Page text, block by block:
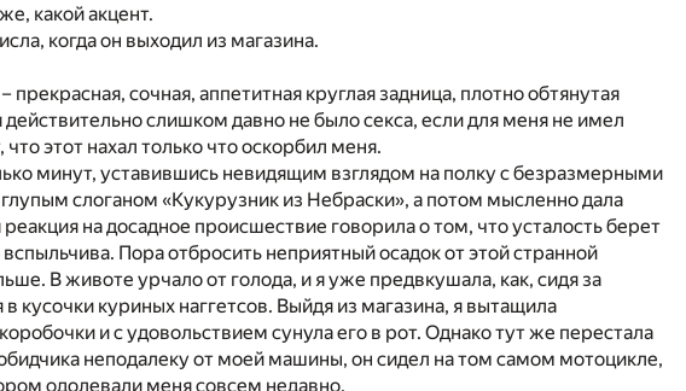
какой акцент.
когда он выходил из магазина.
прекрасная, сочная, аппетитная круглая задница, плотно обтянутая
слишком давно не было секса, если для меня не имел
этот нахал только что оскорбил меня.
минут, уставившись невидящим взглядом на полку с безразмерными
слоганом «Кукурузник из Небраски», а потом мысленно дала
на досадное происшествие говорила о том, что усталость берет
Пора отбросить неприятный осадок от этой странной
В животе урчало от голода, и я уже предвкушала, как, сидя за
кусочки куриных наггетсов. Выйдя из магазина, я вытащила
и с удовольствием сунула его в рот. Однако тут же перестала
неподалеку от моей машины, он сидел на том самом мотоцикле,
одолевали меня совсем недавно.